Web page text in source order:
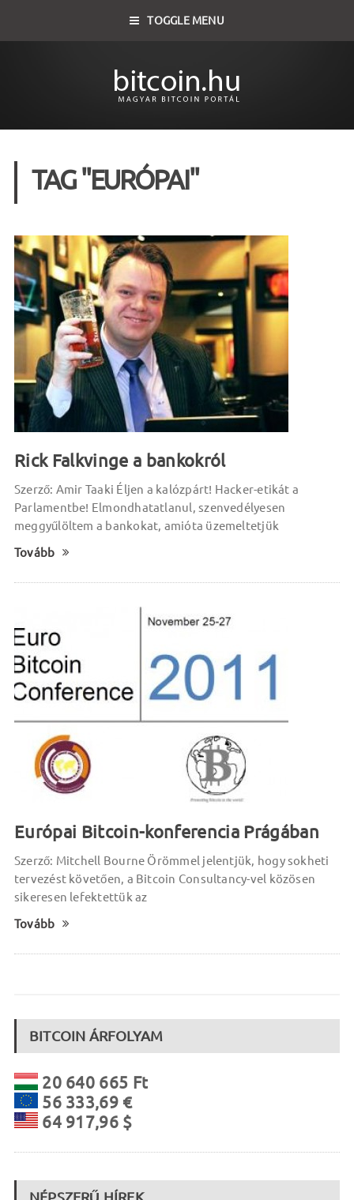
TOGGLE MENU
TAG "EURÓPAI"
Rick Falkvinge a bankokról
Szerző: Amir Taaki Éljen a kalózpárt! Hacker-etikát a
Parlamentbe! Elmondhatatlanul, szenvedélyesen
meggyűlöltem a bankokat, amióta üzemeltetjük
Tovább
Európai Bitcoin-konferencia Prágában
Szerző: Mitchell Bourne Örömmel jelentjük, hogy sokheti
tervezést követően, a Bitcoin Consultancy-vel közösen
sikeresen lefektettük az
Tovább
BITCOIN ÁRFOLYAM
20 640 665 Ft
56 333,69 €
64 917,96 $
NÉPSZERŰ HÍREK